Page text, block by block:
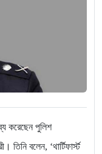
করেছেন পুলিশ
তিনি বলেন, ‘থার্টিফার্স্ট